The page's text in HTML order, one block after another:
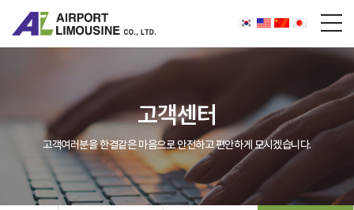
고객센터
고객여러분을 한결같은 마음으로 안전하고 편안하게 모시겠습니다.